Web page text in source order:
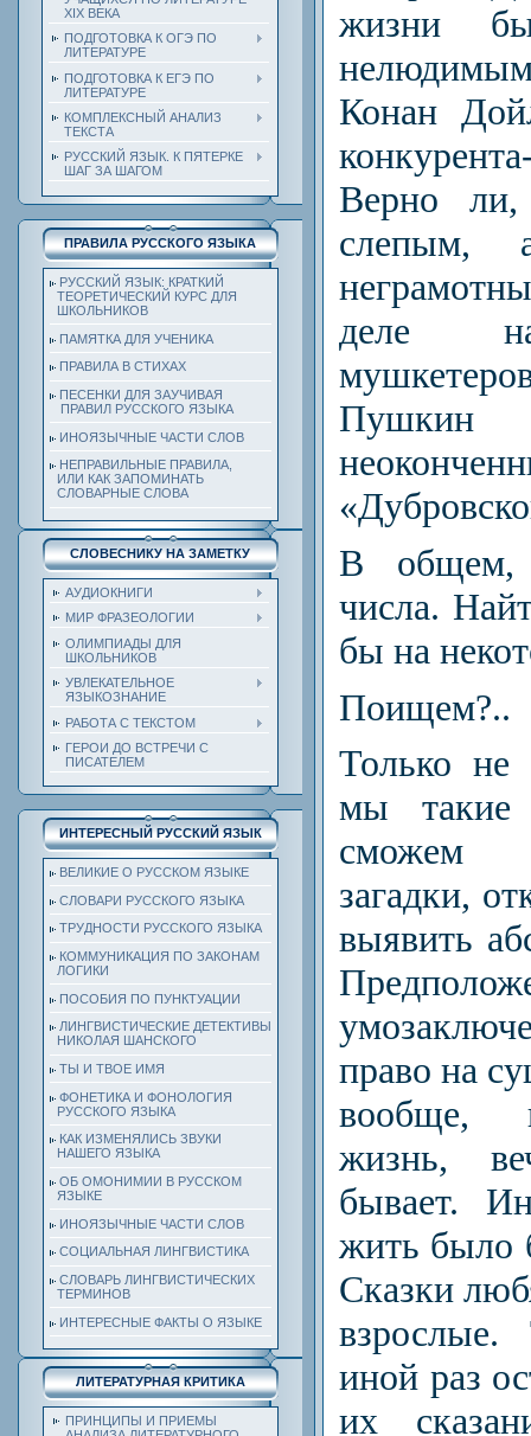
ХIХ ВЕКА
ПОДГОТОВКА К ОГЭ ПО
ЛИТЕРАТУРЕ
ПОДГОТОВКА К ЕГЭ ПО
ЛИТЕРАТУРЕ
КОМПЛЕКСНЫЙ АНАЛИЗ
ТЕКСТА
РУССКИЙ ЯЗЫК. К ПЯТЕРКЕ
ШАГ ЗА ШАГОМ
ПРАВИЛА РУССКОГО ЯЗЫКА
РУССКИЙ ЯЗЫК: КРАТКИЙ
ТЕОРЕТИЧЕСКИЙ КУРС ДЛЯ
ШКОЛЬНИКОВ
ПАМЯТКА ДЛЯ УЧЕНИКА
ПРАВИЛА В СТИХАХ
ПЕСЕНКИ ДЛЯ ЗАУЧИВАЯ
ПРАВИЛ РУССКОГО ЯЗЫКА
ИНОЯЗЫЧНЫЕ ЧАСТИ СЛОВ
НЕПРАВИЛЬНЫЕ ПРАВИЛА,
ИЛИ КАК ЗАПОМИНАТЬ
СЛОВАРНЫЕ СЛОВА
СЛОВЕСНИКУ НА ЗАМЕТКУ
АУДИОКНИГИ
МИР ФРАЗЕОЛОГИИ
ОЛИМПИАДЫ ДЛЯ
ШКОЛЬНИКОВ
УВЛЕКАТЕЛЬНОЕ
ЯЗЫКОЗНАНИЕ
РАБОТА С ТЕКСТОМ
ГЕРОИ ДО ВСТРЕЧИ С
ПИСАТЕЛЕМ
ИНТЕРЕСНЫЙ РУССКИЙ ЯЗЫК
ВЕЛИКИЕ О РУССКОМ ЯЗЫКЕ
СЛОВАРИ РУССКОГО ЯЗЫКА
ТРУДНОСТИ РУССКОГО ЯЗЫКА
КОММУНИКАЦИЯ ПО ЗАКОНАМ
ЛОГИКИ
ПОСОБИЯ ПО ПУНКТУАЦИИ
ЛИНГВИСТИЧЕСКИЕ ДЕТЕКТИВЫ
НИКОЛАЯ ШАНСКОГО
ТЫ И ТВОЕ ИМЯ
ФОНЕТИКА И ФОНОЛОГИЯ
РУССКОГО ЯЗЫКА
КАК ИЗМЕНЯЛИСЬ ЗВУКИ
НАШЕГО ЯЗЫКА
ОБ ОМОНИМИИ В РУССКОМ
ЯЗЫКЕ
ИНОЯЗЫЧНЫЕ ЧАСТИ СЛОВ
СОЦИАЛЬНАЯ ЛИНГВИСТИКА
СЛОВАРЬ ЛИНГВИСТИЧЕСКИХ
ТЕРМИНОВ
ИНТЕРЕСНЫЕ ФАКТЫ О ЯЗЫКЕ
ЛИТЕРАТУРНАЯ КРИТИКА
ПРИНЦИПЫ И ПРИЕМЫ
жизни
Конан
Верно
деле
В общем,
числа.
бы на
Поищем?..
Только не
мы
сможем
загадки,
выявить
право на
во­обще,
жизнь,
бывает.
жить было
Сказки
взрослые.
иной раз
их